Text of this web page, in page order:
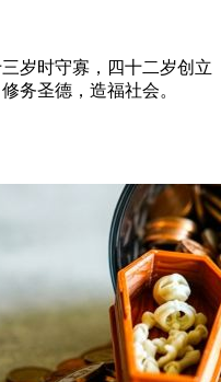
岁时守寡，四十二岁创立
务圣德，造福社会。